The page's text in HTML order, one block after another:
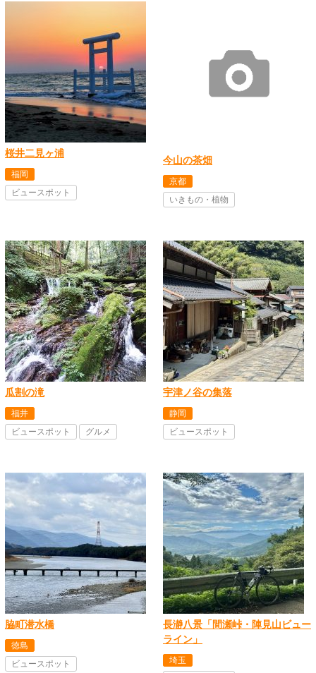
桜井二見ヶ浦
福岡
ビュースポット
今山の茶畑
京都
いきもの・植物
瓜割の滝
福井
ビュースポット
グルメ
宇津ノ谷の集落
静岡
ビュースポット
脇町潜水橋
徳島
ビュースポット
長瀞八景「間瀬峠・陣見山ビュー
ライン」
埼玉